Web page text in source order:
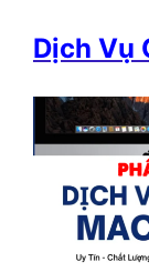
Dịch Vụ